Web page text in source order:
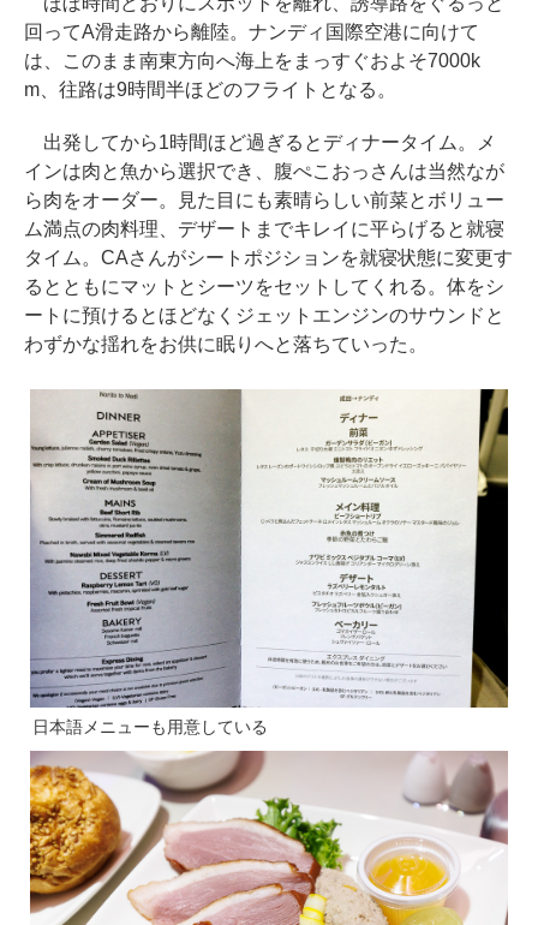
回ってA滑走路から離陸。ナンディ国際空港に向けて
は、このまま南東方向へ海上をまっすぐおよそ7000k
m、往路は9時間半ほどのフライトとなる。
出発してから1時間ほど過ぎるとディナータイム。メ
インは肉と魚から選択でき、腹ぺこおっさんは当然なが
ら肉をオーダー。見た目にも素晴らしい前菜とボリュー
ム満点の肉料理、デザートまでキレイに平らげると就寝
タイム。CAさんがシートポジションを就寝状態に変更す
るとともにマットとシーツをセットしてくれる。体をシ
ートに預けるとほどなくジェットエンジンのサウンドと
わずかな揺れをお供に眠りへと落ちていった。
日本語メニューも用意している